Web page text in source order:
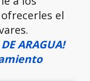
el
ARAGUA!